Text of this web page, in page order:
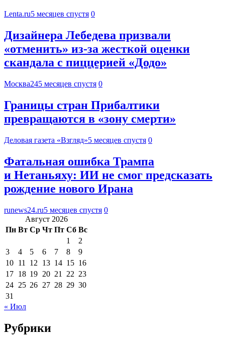
Lenta.ru5 месяцев спустя 0
Дизайнера Лебедева призвали
«отменить» из-за жесткой оценки
скандала с пиццерией «Додо»
Москва245 месяцев спустя 0
Границы стран Прибалтики
превращаются в «зону смерти»
Деловая газета «Взгляд»5 месяцев спустя 0
Фатальная ошибка Трампа
и Нетаньяху: ИИ не смог предсказать
рождение нового Ирана
runews24.ru5 месяцев спустя 0
Август 2026
Пн Вт Ср Чт Пт Сб Вс
1
2
3
4 5 6 7 8
9
10 11 12 13 14 15 16
17 18 19 20 21 22 23
24 25 26 27 28 29 30
31
« Июл
Рубрики